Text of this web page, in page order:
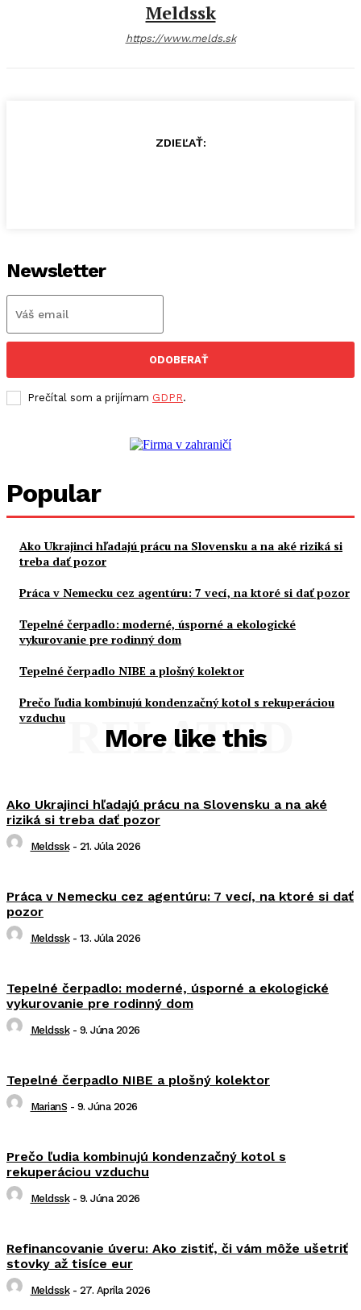
Meldssk
https://www.melds.sk
ZDIEĽAŤ:
Newsletter
ODOBERAŤ
Prečítal som a prijímam GDPR.
Popular
Ako Ukrajinci hľadajú prácu na Slovensku a na aké riziká si
treba dať pozor
Práca v Nemecku cez agentúru: 7 vecí, na ktoré si dať pozor
Tepelné čerpadlo: moderné, úsporné a ekologické
vykurovanie pre rodinný dom
Tepelné čerpadlo NIBE a plošný kolektor
Prečo ľudia kombinujú kondenzačný kotol s rekuperáciou
vzduchu
More like this
RELATED
Ako Ukrajinci hľadajú prácu na Slovensku a na aké
riziká si treba dať pozor
Meldssk - 21. Júla 2026
Práca v Nemecku cez agentúru: 7 vecí, na ktoré si dať
pozor
Meldssk - 13. Júla 2026
Tepelné čerpadlo: moderné, úsporné a ekologické
vykurovanie pre rodinný dom
Meldssk - 9. Júna 2026
Tepelné čerpadlo NIBE a plošný kolektor
MarianS - 9. Júna 2026
Prečo ľudia kombinujú kondenzačný kotol s
rekuperáciou vzduchu
Meldssk - 9. Júna 2026
Refinancovanie úveru: Ako zistiť, či vám môže ušetriť
stovky až tisíce eur
Meldssk - 27. Apríla 2026